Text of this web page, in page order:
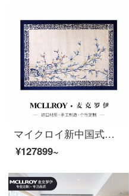
マイクロイ新中国式中国風の禅イタリアアメリカ式欧式書斎茶室のソファー茶何畳部屋のベッドルームのベッドサイドのタペストリーの前に家庭用羊毛プラスシルクカーペットLT 171030 A 3000 MM*400 MM
¥127899~